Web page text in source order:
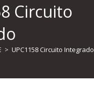
Circuito
> UPC1158 Circuito Integrado